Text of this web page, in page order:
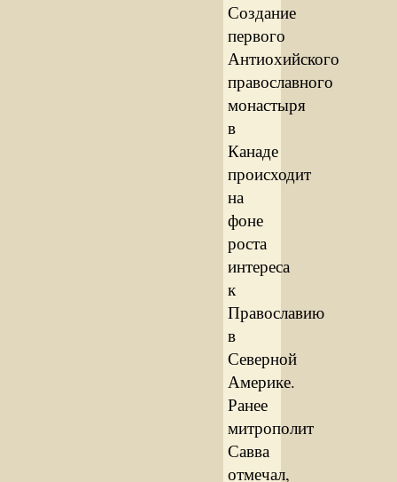
Создание
первого
Антиохийского
православного
монастыря
в
Канаде
происходит
на
фоне
роста
интереса
к
Православию
в
Северной
Америке.
Ранее
митрополит
Савва
отмечал,